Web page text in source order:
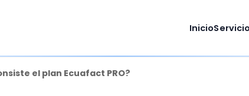
Inicio
el plan Ecuafact PRO?